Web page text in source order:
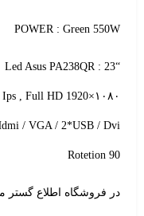
POWER : Green 550W
“Led Asus PA238QR : 23
Ips , Full HD 1920×۱۰۸۰
/ VGA / 2*USB / Dvi
Rotetion 90
در فروشگاه اطلاع گستر